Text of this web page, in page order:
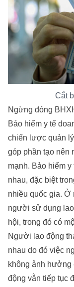
Cắt
Ngừng đóng
Bảo hiểm y tế
chiến lược quản
góp phần tạo nên
mạnh. Bảo hiểm
nhau, đặc biệt
nhiều quốc gia.
người sử dụng
hội, trong đó có
Người lao động
nhau do đó việc
không ảnh
động vẫn tiếp tục